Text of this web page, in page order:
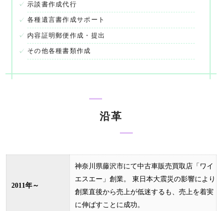
示談書作成代行
各種遺言書作成サポート
内容証明郵便作成・提出
その他各種書類作成
沿革
2011年～
神奈川県藤沢市にて中古車販売買取店「ワイ
エスエー」創業。 東日本大震災の影響により
創業直後から売上が低迷するも、売上を着実
に伸ばすことに成功。